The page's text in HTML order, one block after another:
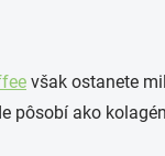
však ostanete
pôsobí ako